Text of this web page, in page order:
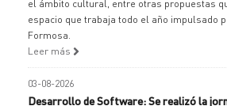
el ámbito cultural, entre otras propuestas
espacio que trabaja todo el año impulsado
Formosa.
Leer más
03-08-2026
Desarrollo de Software: Se realizó la